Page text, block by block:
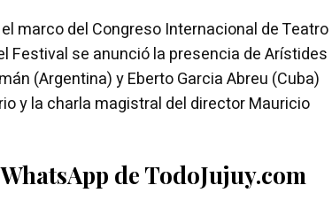
marco del Congreso Internacional de Teatro
Festival se anunció la presencia de Arístides
(Argentina) y Eberto Garcia Abreu (Cuba)
y la charla magistral del director Mauricio
de TodoJujuy.com